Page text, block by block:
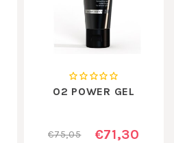
O2 POWER GEL
€75,05 €71,30